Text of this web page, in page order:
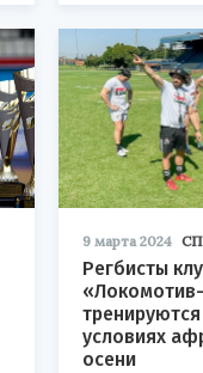
9 марта 2024
Регбисты
тренируются
условиях
осени